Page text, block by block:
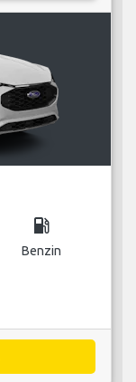
local_gas_station
Benzin